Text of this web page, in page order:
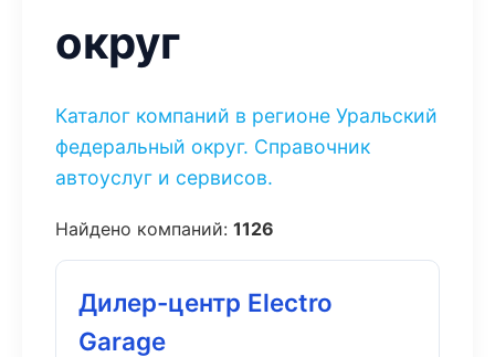
округ
Каталог компаний в регионе Уральский
федеральный округ. Справочник
автоуслуг и сервисов.
Найдено компаний: 1126
Дилер-центр Electro
Garage